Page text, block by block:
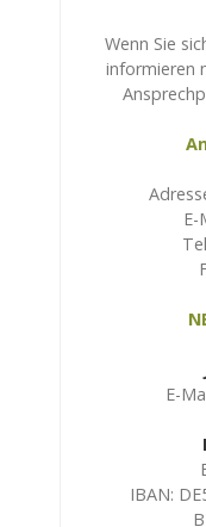
Wenn Sie
informieren
E-
IBAN: